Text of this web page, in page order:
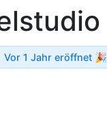
Vor 1 Jahr eröffnet 🎉